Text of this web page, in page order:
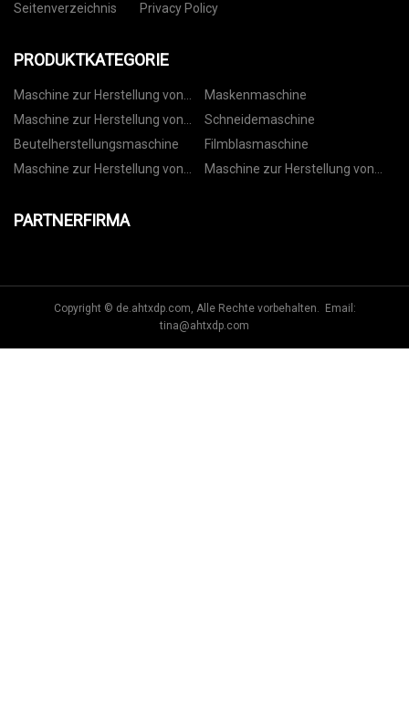
Seitenverzeichnis
Privacy Policy
PRODUKTKATEGORIE
Maschine zur Herstellung von
Vliesbeuteln
Maskenmaschine
Maschine zur Herstellung von
Papiertüten
Schneidemaschine
Beutelherstellungsmaschine
Filmblasmaschine
Maschine zur Herstellung von
Maschine zur Herstellung von
PARTNERFIRMA
Copyright © de.ahtxdp.com, Alle Rechte vorbehalten. Email:
tina@ahtxdp.com